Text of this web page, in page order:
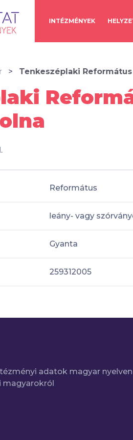
INTÉZMÉNYEK
Tenkeszéplaki
Református
leány- vagy
Gyanta
259312005
adatok magyar nyelven
magyarokról